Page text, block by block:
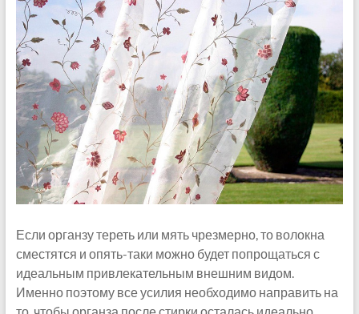
Если органзу тереть или мять чрезмерно, то волокна
сместятся и опять-таки можно будет попрощаться с
идеальным привлекательным внешним видом.
Именно поэтому все усилия необходимо направить на